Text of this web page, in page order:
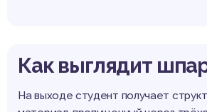
Как выглядит
На выходе студент получает